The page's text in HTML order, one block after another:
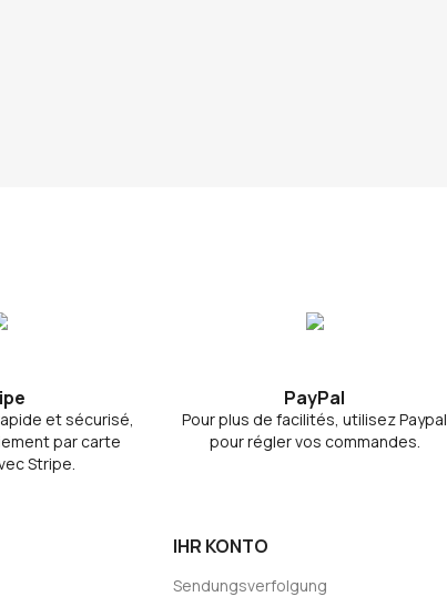
et sécurisé,
par carte
Stripe.
PayPal
Pour plus de facilités, utilisez Paypal
pour régler vos commandes.
IHR KONTO
Sendungsverfolgung